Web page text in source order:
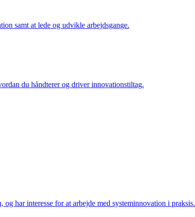
samt at lede og udvikle arbejdsgange.
du håndterer og driver innovationstiltag.
har interesse for at arbejde med systeminnovation i praksis.